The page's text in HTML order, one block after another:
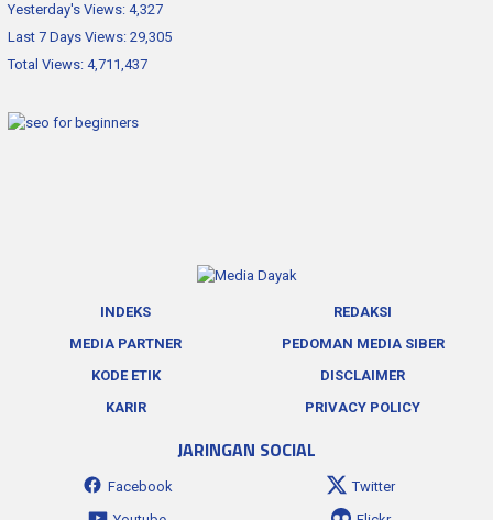
Yesterday's Views: 4,327
Last 7 Days Views: 29,305
Total Views: 4,711,437
INDEKS
REDAKSI
MEDIA PARTNER
PEDOMAN MEDIA SIBER
KODE ETIK
DISCLAIMER
KARIR
PRIVACY POLICY
JARINGAN SOCIAL
Facebook
Twitter